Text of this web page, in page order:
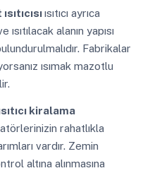
ısıtıcı ayrıca
alanın yapısı
Fabrikalar
ısımak mazotlu
kiralama
rahatlıkla
vardır. Zemin
altına alınmasına